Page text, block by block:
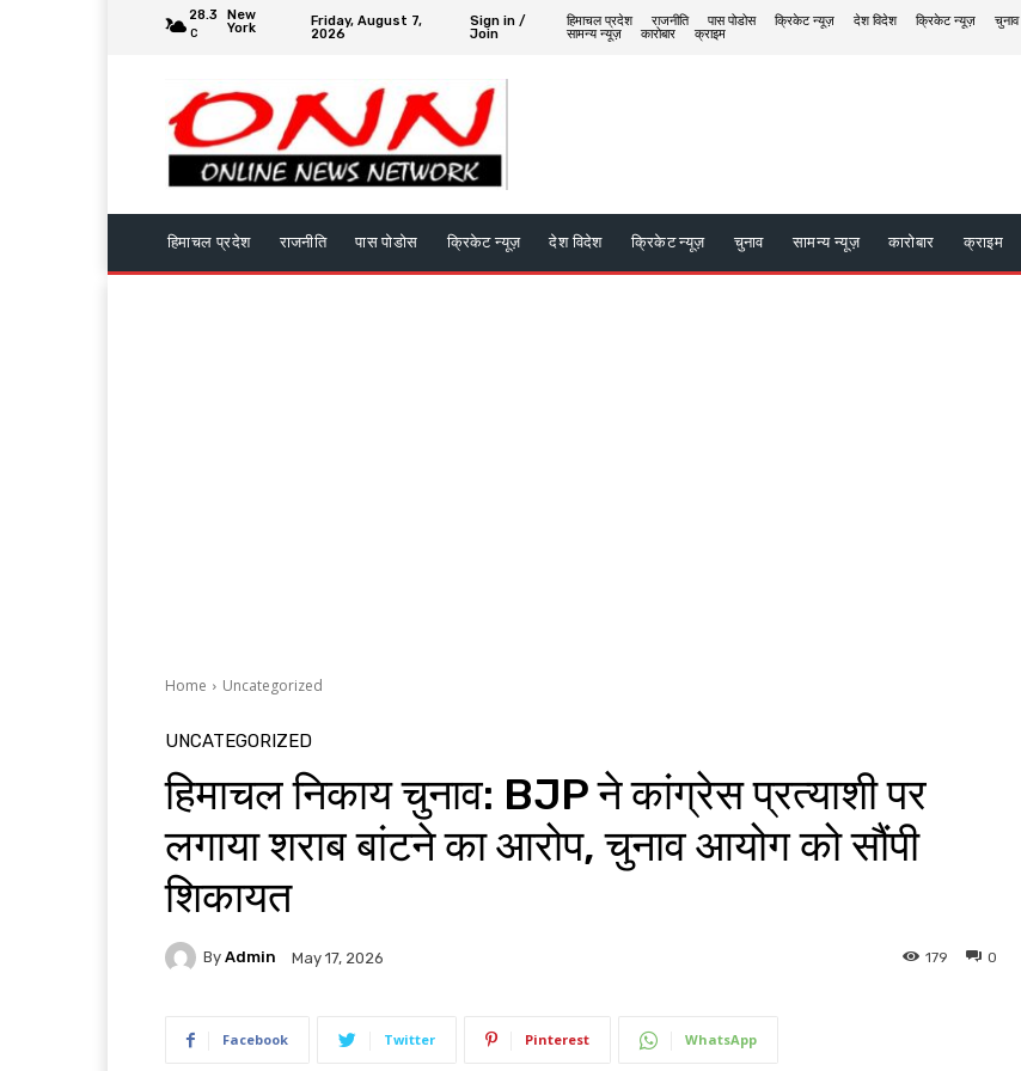
28.3
C
New
York
Friday, August 7,
2026
Sign in /
Join
हिमाचल प्रदेश राजनीति पास पोडोस क्रिकेट न्यूज़ देश विदेश क्रिकेट न्यूज़
चुनाव
सामन्य न्यूज़
कारोबार क्राइम
हिमाचल प्रदेश राजनीति पास पोडोस क्रिकेट न्यूज़ देश विदेश क्रिकेट न्यूज़ चुनाव सामन्य न्यूज़ कारोबार क्राइम
Home Uncategorized
UNCATEGORIZED
हिमाचल निकाय चुनाव: BJP ने कांग्रेस प्रत्याशी पर
लगाया शराब बांटने का आरोप, चुनाव आयोग को सौंपी
शिकायत
By Admin May 17, 2026 0
179
Facebook Twitter Pinterest WhatsApp